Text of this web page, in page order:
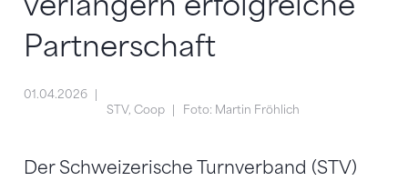
Partnerschaft​
01.04.2026
STV, Coop
Foto: Martin Fröhlich
Der Schweizerische Turnverband (STV)